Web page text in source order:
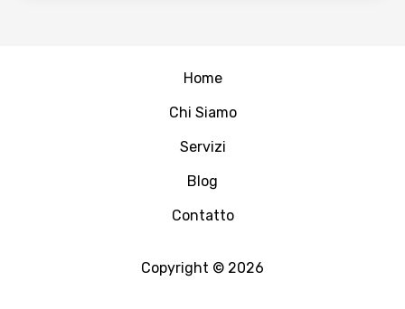
Home
Chi Siamo
Servizi
Blog
Contatto
Copyright © 2026